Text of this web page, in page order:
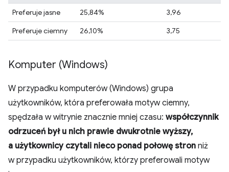
Preferuje jasne 25,84%
3,96
Preferuje ciemny
26,10% 3,75
Komputer (Windows)
W przypadku komputerów (Windows) grupa
użytkowników, która preferowała motyw ciemny,
spędzała w witrynie znacznie mniej czasu: współczynnik
odrzuceń był u nich prawie dwukrotnie wyższy,
a użytkownicy czytali nieco ponad połowę stron niż
w przypadku użytkowników, którzy preferowali motyw